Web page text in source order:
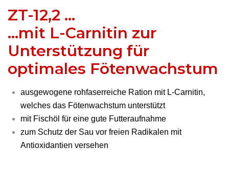
ZT-12,2 ...
...mit L-Carnitin zur
Unterstützung für
optimales Fötenwachstum
ausgewogene rohfaserreiche Ration mit L-Carnitin,
welches das Fötenwachstum unterstützt
mit Fischöl für eine gute Futteraufnahme
zum Schutz der Sau vor freien Radikalen mit
Antioxidantien versehen